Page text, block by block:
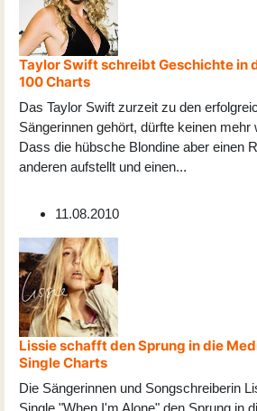
Taylor Swift schreibt Geschichte in
100 Charts
Das Taylor Swift zurzeit zu den
Sängerinnen gehört, dürfte keinen
Dass die hübsche Blondine aber einen
anderen aufstellt und einen...
11.08.2010
Lissie schafft den Sprung in die
Single Charts
Die Sängerinnen und Songschreiberin